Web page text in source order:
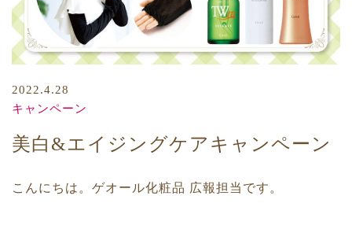
2022.4.28
キャンペーン
美白&エイジングケアキャンペーン
こんにちは。ゲオール化粧品 広報担当です。